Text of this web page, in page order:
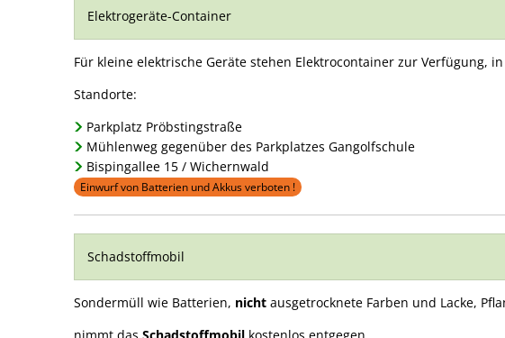
Elektrogeräte-Container
Für kleine elektrische Geräte stehen Elektrocontainer zur Verfügung,
Standorte:
Parkplatz Pröbstingstraße
Mühlenweg gegenüber des Parkplatzes Gangolfschule
Bispingallee 15 / Wichernwald
Einwurf von Batterien und Akkus verboten !
Schadstoffmobil
Sondermüll wie Batterien, nicht ausgetrocknete Farben und Lacke,